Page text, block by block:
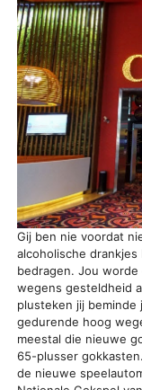
Gij ben nie voordat
alcoholische
bedragen. Jou
wegens gesteldheid
plusteken jij
gedurende hoog
meestal die nieuwe
65-plusser
de nieuwe